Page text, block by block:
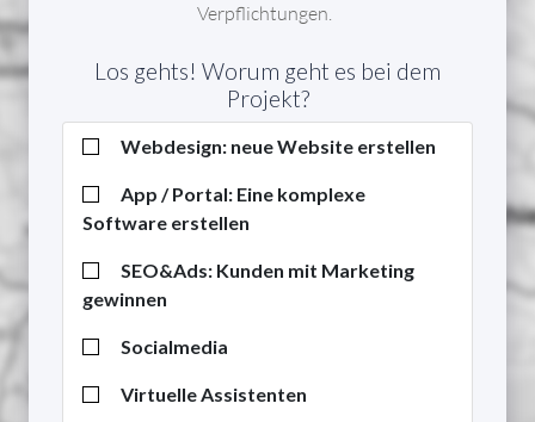
INSTAGRAM MARKETING AGENTUR
B2B MARKETING AGENTUR
AFFILIATE MARKETING AGENTUR
Verpflichtungen.